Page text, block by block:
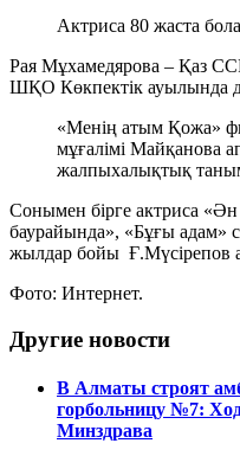
Актриса 80 жаста
Рая Мұхамедярова – Қаз
ШҚО Көкпектік ауылында
«Менің атым Қожа»
мұғалімі Майқанова
жалпыхалықтық
Сонымен бірге актриса
баурайында», «Бұғы адам»
жылдар бойы Ғ.Мүсірепов
Фото: Интернет.
Другие новости
В Алматы строят
горбольницу №7:
Минздрава